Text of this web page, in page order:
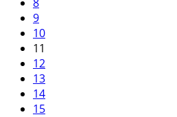
9
10
11
12
13
14
15